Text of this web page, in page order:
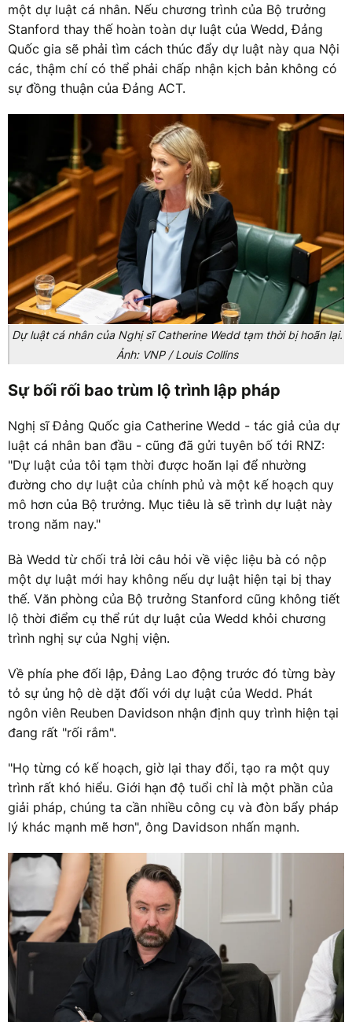
một dự luật cá nhân. Nếu chương trình của Bộ trưởng
Stanford thay thế hoàn toàn dự luật của Wedd, Đảng
Quốc gia sẽ phải tìm cách thúc đẩy dự luật này qua Nội
các, thậm chí có thể phải chấp nhận kịch bản không có
sự đồng thuận của Đảng ACT.
Dự luật cá nhân của Nghị sĩ Catherine Wedd tạm thời bị hoãn lại.
Ảnh: VNP / Louis Collins
Sự bối rối bao trùm lộ trình lập pháp
Nghị sĩ Đảng Quốc gia Catherine Wedd - tác giả của dự
luật cá nhân ban đầu - cũng đã gửi tuyên bố tới RNZ:
"Dự luật của tôi tạm thời được hoãn lại để nhường
đường cho dự luật của chính phủ và một kế hoạch quy
mô hơn của Bộ trưởng. Mục tiêu là sẽ trình dự luật này
trong năm nay."
Bà Wedd từ chối trả lời câu hỏi về việc liệu bà có nộp
một dự luật mới hay không nếu dự luật hiện tại bị thay
thế. Văn phòng của Bộ trưởng Stanford cũng không tiết
lộ thời điểm cụ thể rút dự luật của Wedd khỏi chương
trình nghị sự của Nghị viện.
Về phía phe đối lập, Đảng Lao động trước đó từng bày
tỏ sự ủng hộ dè dặt đối với dự luật của Wedd. Phát
ngôn viên Reuben Davidson nhận định quy trình hiện tại
đang rất "rối rắm".
"Họ từng có kế hoạch, giờ lại thay đổi, tạo ra một quy
trình rất khó hiểu. Giới hạn độ tuổi chỉ là một phần của
giải pháp, chúng ta cần nhiều công cụ và đòn bẩy pháp
lý khác mạnh mẽ hơn", ông Davidson nhấn mạnh.